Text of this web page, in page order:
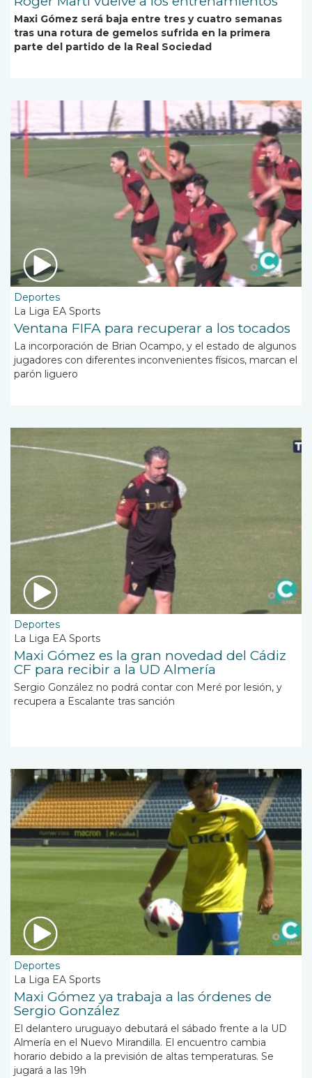
Maxi Gómez será baja entre tres y cuatro semanas
tras una rotura de gemelos sufrida en la primera
parte del partido de la Real Sociedad
Deportes
La Liga EA Sports
Ventana FIFA para recuperar a los tocados
La incorporación de Brian Ocampo, y el estado de algunos
jugadores con diferentes inconvenientes físicos, marcan el
parón liguero
Deportes
La Liga EA Sports
Maxi Gómez es la gran novedad del Cádiz
CF para recibir a la UD Almería
Sergio González no podrá contar con Meré por lesión, y
recupera a Escalante tras sanción
Deportes
La Liga EA Sports
Maxi Gómez ya trabaja a las órdenes de
Sergio González
El delantero uruguayo debutará el sábado frente a la UD
Almería en el Nuevo Mirandilla. El encuentro cambia
horario debido a la previsión de altas temperaturas. Se
jugará a las 19h